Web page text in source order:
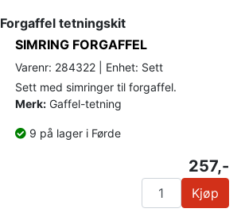
Forgaffel tetningskit
SIMRING FORGAFFEL
Varenr: 284322 | Enhet: Sett
Sett med simringer til forgaffel.
Merk: Gaffel-tetning
9 på lager i Førde
257,-
Kjøp